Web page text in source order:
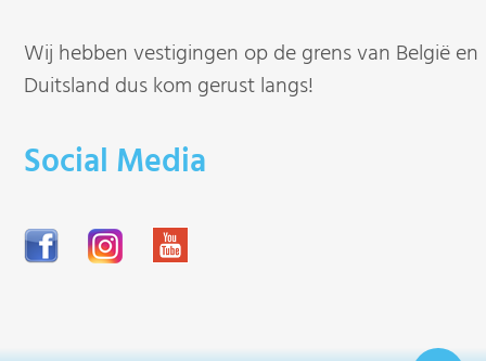
Wij hebben vestigingen op de grens van België en
Duitsland dus kom gerust langs!
Social Media